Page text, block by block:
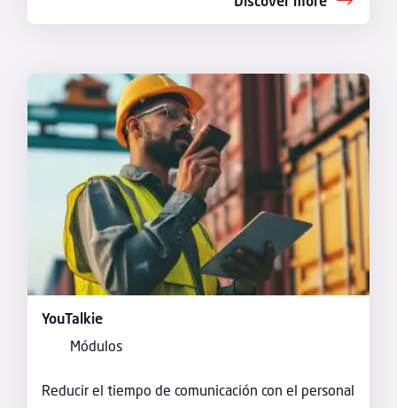
YouTalkie
Módulos
Reducir el tiempo de comunicación con el personal